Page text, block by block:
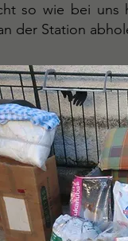
so wie bei
der Station